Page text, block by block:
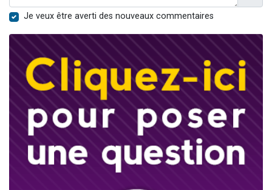
Je veux être averti des nouveaux commentaires